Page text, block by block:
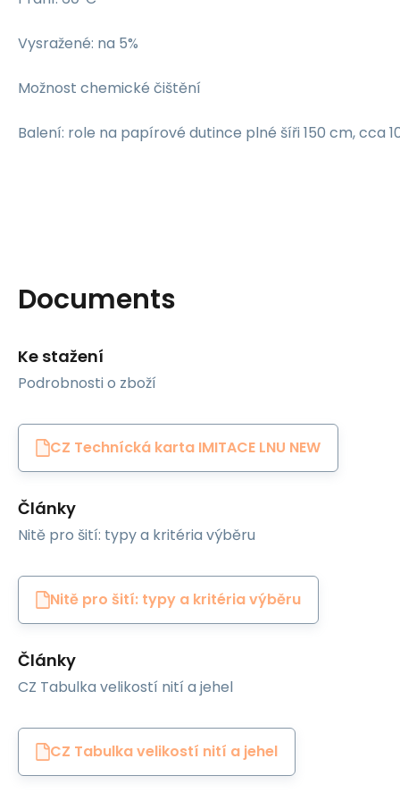
Vysražené: na 5%
Možnost chemické čištění
Balení: role na papírové dutince plné šíři 150 cm, cca
Documents
Ke stažení
Podrobnosti o zboží
CZ Technícká karta IMITACE LNU NEW
Články
Nitě pro šití: typy a kritéria výběru
Nitě pro šití: typy a kritéria výběru
Články
CZ Tabulka velikostí nití a jehel
CZ Tabulka velikostí nití a jehel